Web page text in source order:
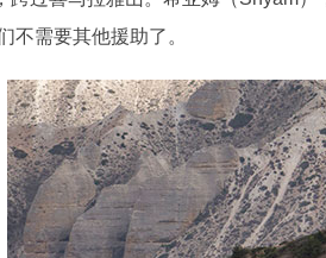
不需要其他援助了。